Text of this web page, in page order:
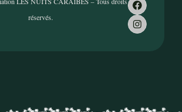
réservés.